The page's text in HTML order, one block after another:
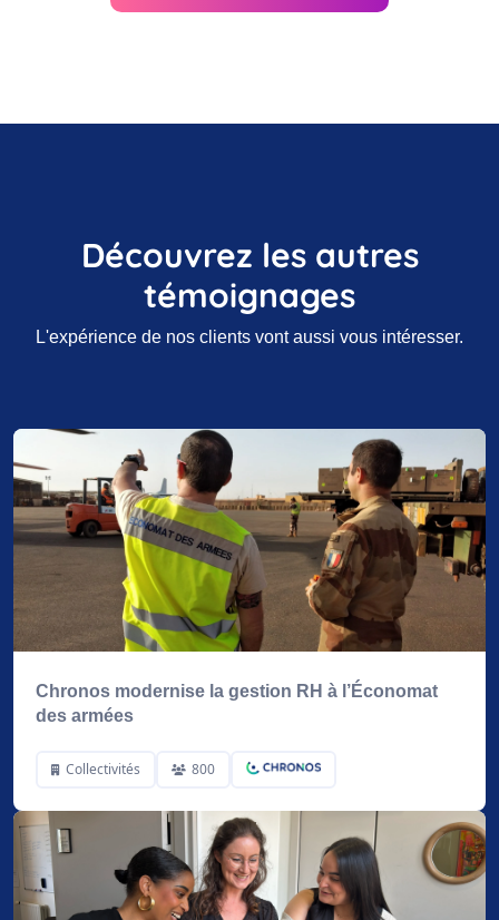
Découvrez les autres
témoignages
L'expérience de nos clients vont aussi vous intéresser.
Chronos modernise la gestion RH à l’Économat
des armées
Collectivités 800